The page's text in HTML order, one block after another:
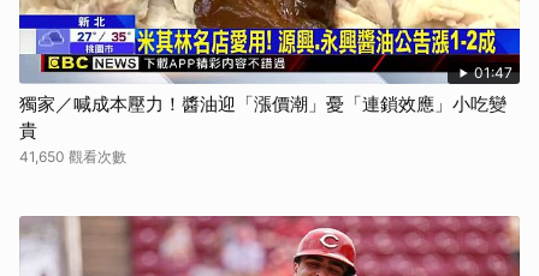
01:47
獨家／喊成本壓力！醬油迎「漲價潮」憂「連鎖效應」小吃變
貴
41,650 觀看次數